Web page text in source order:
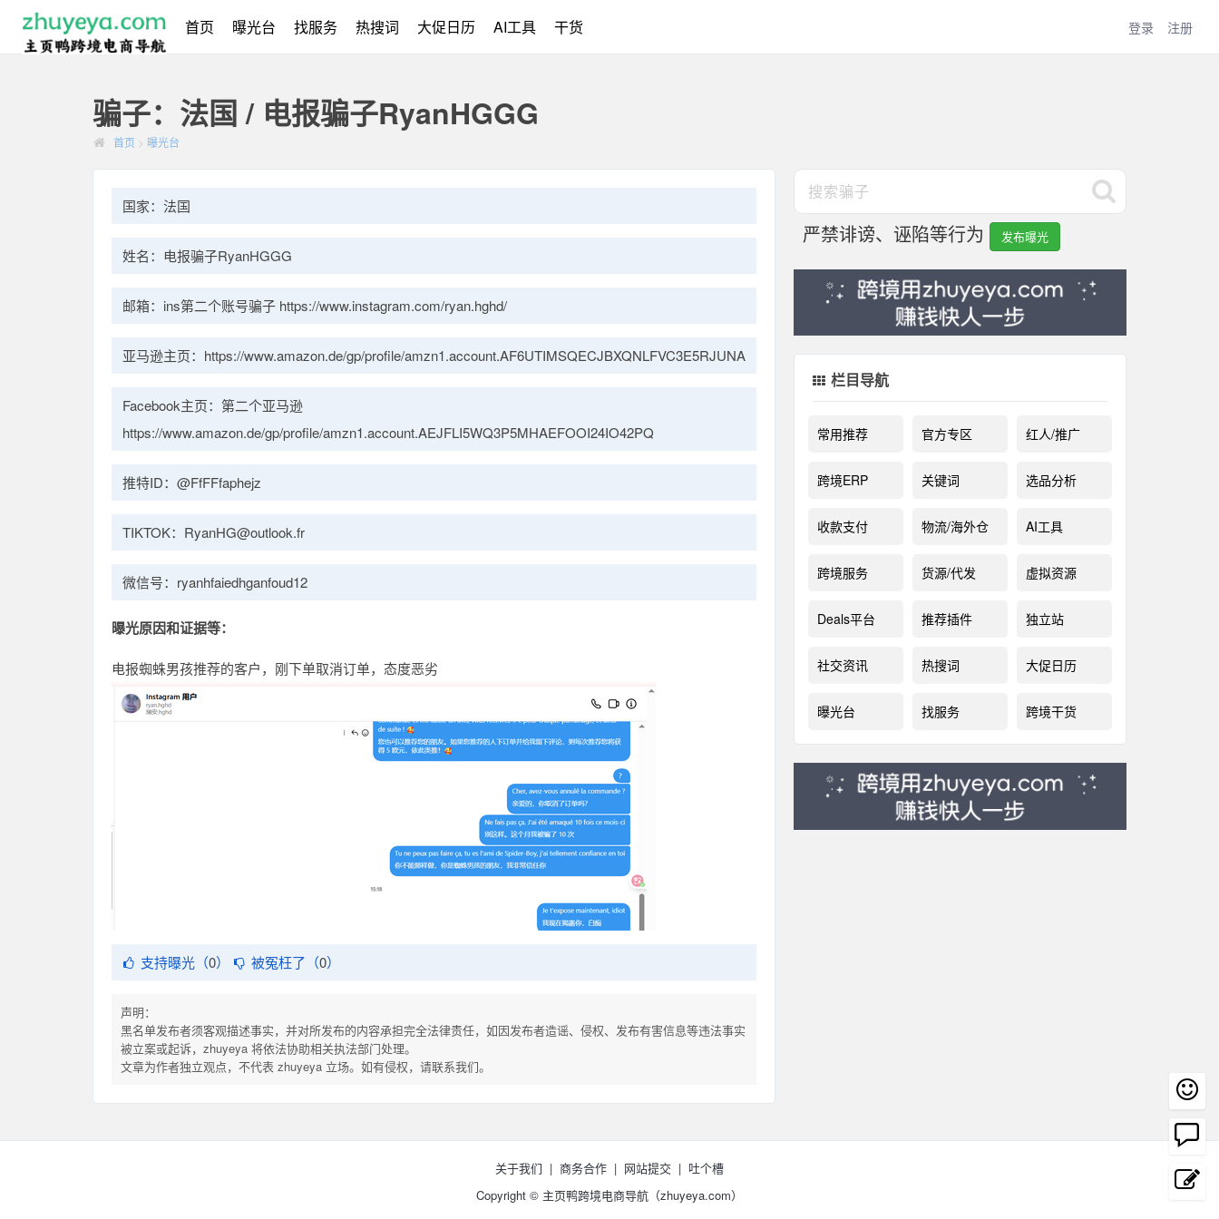
首页 曝光台 找服务 热搜词 大促日历 AI工具 干货 登录 注册
骗子：法国 / 电报骗子RyanHGGG
首页 > 曝光台
国家：法国
姓名：电报骗子RyanHGGG
邮箱：ins第二个账号骗子 https://www.instagram.com/ryan.hghd/
亚马逊主页：https://www.amazon.de/gp/profile/amzn1.account.AF6UTIMSQECJBXQNLFVC3E5RJUNA
Facebook主页：第二个亚马逊
https://www.amazon.de/gp/profile/amzn1.account.AEJFLI5WQ3P5MHAEFOOI24IO42PQ
推特ID：@FfFFfaphejz
TIKTOK：RyanHG@outlook.fr
微信号：ryanhfaiedhganfoud12
曝光原因和证据等：
电报蜘蛛男孩推荐的客户，刚下单取消订单，态度恶劣
支持曝光（0） 被冤枉了（0）
声明：
黑名单发布者须客观描述事实，并对所发布的内容承担完全法律责任，如因发布者造谣、侵权、发布有害信息等违法事实
被立案或起诉，zhuyeya 将依法协助相关执法部门处理。
文章为作者独立观点，不代表 zhuyeya 立场。如有侵权，请联系我们。
严禁诽谤、诬陷等行为 发布曝光
栏目导航
常用推荐 官方专区 红人/推广
跨境ERP 关键词 选品分析
收款支付 物流/海外仓 AI工具
跨境服务 货源/代发 虚拟资源
Deals平台 推荐插件 独立站
社交资讯 热搜词 大促日历
曝光台 找服务 跨境干货
关于我们 | 商务合作 | 网站提交 | 吐个槽
Copyright © 主页鸭跨境电商导航（zhuyeya.com）